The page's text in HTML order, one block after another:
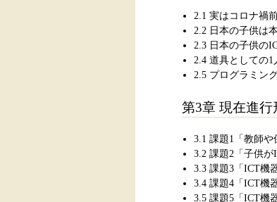
2.1 実はコロナ禍
2.2 日本の子供は
2.3 日本の子供の
2.4 道具としての1
2.5 プログラミン
第3章 現在進
3.1 課題1「教師や
3.2 課題2「子供が
3.3 課題3「ICT機
3.4 課題4「ICT機
3.5 課題5「ICT機